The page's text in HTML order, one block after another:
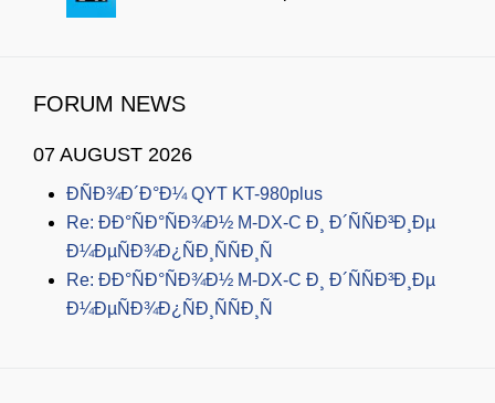
FORUM NEWS
07 AUGUST 2026
ÐÑÐ¾Ð´Ð°Ð¼ QYT KT-980plus
Re: ÐÐ°ÑÐ°ÑÐ¾Ð½ M-DX-C Ð¸ Ð´ÑÑÐ³Ð¸Ðµ
Ð¼ÐµÑÐ¾Ð¿ÑÐ¸ÑÑÐ¸Ñ
Re: ÐÐ°ÑÐ°ÑÐ¾Ð½ M-DX-C Ð¸ Ð´ÑÑÐ³Ð¸Ðµ
Ð¼ÐµÑÐ¾Ð¿ÑÐ¸ÑÑÐ¸Ñ